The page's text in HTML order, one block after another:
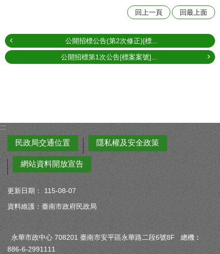
回上一頁 回最上面
公開招標公告(第2次修正)[標...
公開招標第1次公告[標案案號]...
:::
民政局交通位置
隱私權及安全政策
網站資料開放宣告
更新日期：
115-08-07
資料維護：臺南市政府民政局
永華市政中心 708201 臺南市安平區永華路二段6號8F 總機︰
886-6-2991111